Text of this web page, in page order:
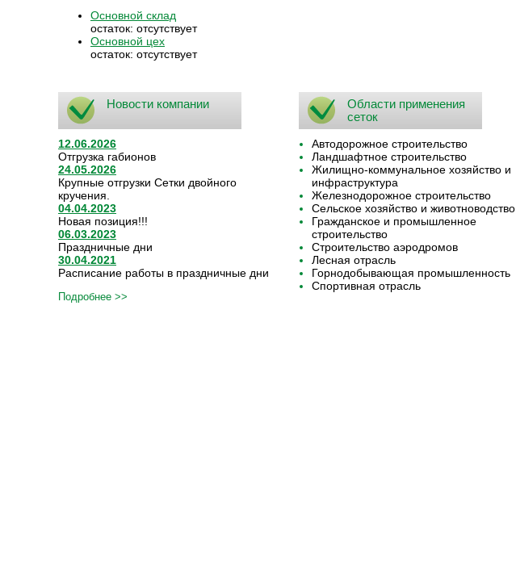
Основной склад
остаток: отсутствует
Основной цех
остаток: отсутствует
Новости компании
12.06.2026
Отгрузка габионов
24.05.2026
Крупные отгрузки Сетки двойного
кручения.
04.04.2023
Новая позиция!!!
06.03.2023
Праздничные дни
30.04.2021
Расписание работы в праздничные дни
Подробнее >>
Области применения
сеток
Автодорожное строительство
Ландшафтное строительство
Жилищно-коммунальное хозяйство и
инфраструктура
Железнодорожное строительство
Сельское хозяйство и животноводство
Гражданское и промышленное
строительство
Строительство аэродромов
Лесная отрасль
Горнодобывающая промышленность
Спортивная отрасль